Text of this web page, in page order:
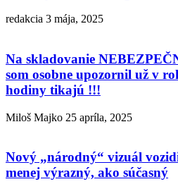
redakcia 3 mája, 2025
Na skladovanie
som osobne upozornil už v
hodiny tikajú !!!
Miloš Majko 25 apríla, 2025
Nový „národný“ vizuál
menej výrazný, ako súčasný